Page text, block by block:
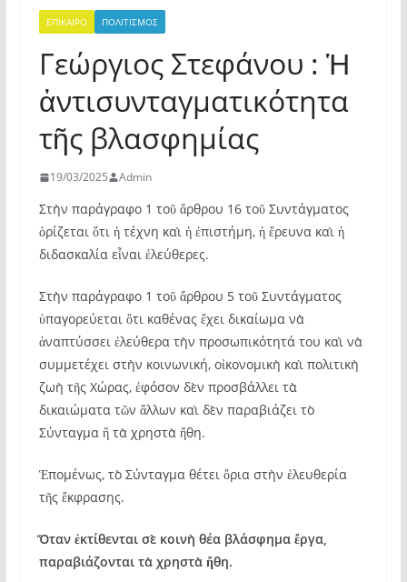
το διεφθαρμένο σύστημα εξουσίας»
ΕΠΙΚΑΙΡΟ ΠΟΛΙΤΙΣΜΟΣ
Γεώργιος Στεφάνου : Ἡ
ἀντισυνταγματικότητα
τῆς βλασφημίας
19/03/2025 Admin
Στὴν παράγραφο 1 τοῦ ἄρθρου 16 τοῦ Συντάγματος
ὁρίζεται ὅτι ἡ τέχνη καὶ ἡ ἐπιστήμη, ἡ ἔρευνα καὶ ἡ
διδασκαλία εἶναι ἐλεύθερες.
Στὴν παράγραφο 1 τοῦ ἄρθρου 5 τοῦ Συντάγματος
ὑπαγορεύεται ὅτι καθένας ἔχει δικαίωμα νὰ
ἀναπτύσσει ἐλεύθερα τὴν προσωπικότητά του καὶ νὰ
συμμετέχει στὴν κοινωνική, οἰκονομικὴ καὶ πολιτικὴ
ζωὴ τῆς Χώρας, ἐφόσον δὲν προσβάλλει τὰ
δικαιώματα τῶν ἄλλων καὶ δὲν παραβιάζει τὸ
Σύνταγμα ἢ τὰ χρηστὰ ἤθη.
Ἑπομένως, τὸ Σύνταγμα θέτει ὅρια στὴν ἐλευθερία
τῆς ἔκφρασης.
Ὅταν ἐκτίθενται σὲ κοινὴ θέα βλάσφημα ἔργα,
παραβιάζονται τὰ χρηστὰ ἤθη.